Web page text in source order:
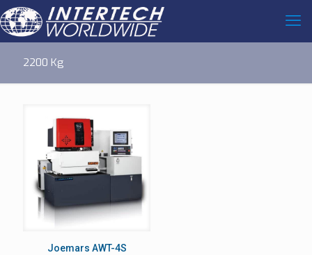
2200 Kg
Joemars AWT-4S